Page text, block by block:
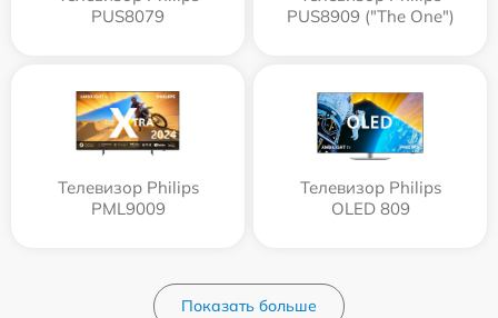
PUS8079
PUS8909 ("The One")
Телевизор Philips
PML9009
Телевизор Philips
OLED 809
Показать больше